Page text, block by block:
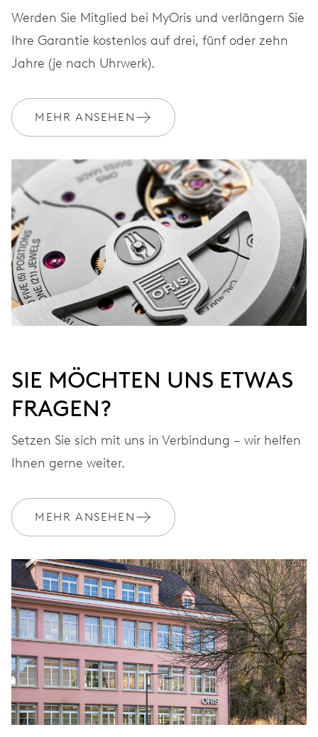
Werden Sie Mitglied bei MyOris und verlängern Sie
Ihre Garantie kostenlos auf drei, fünf oder zehn
Jahre (je nach Uhrwerk).
MEHR ANSEHEN
SIE MÖCHTEN UNS ETWAS
FRAGEN?
Setzen Sie sich mit uns in Verbindung – wir helfen
Ihnen gerne weiter.
MEHR ANSEHEN